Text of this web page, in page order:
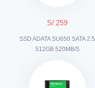
S/ 259
SSD ADATA SU650 SATA 2.5
512GB 520MB/S